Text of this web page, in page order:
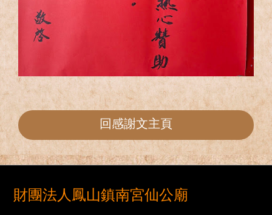
回感謝文主頁
財團法人鳳山鎮南宮仙公廟